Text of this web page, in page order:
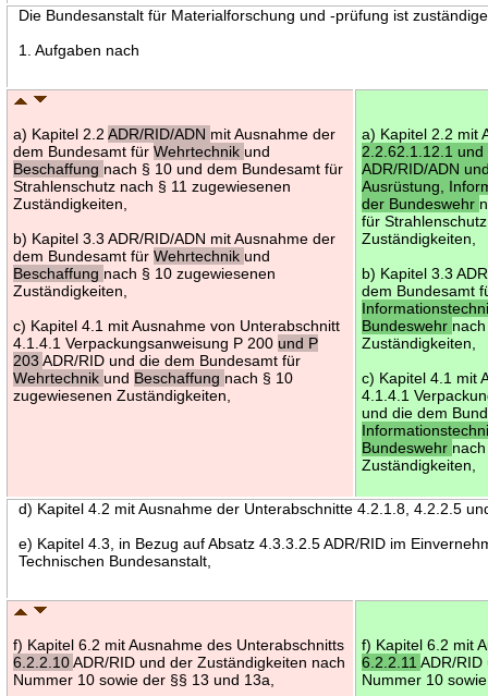
Die Bundesanstalt für Materialforschung und -prüfung ist
1. Aufgaben nach
a) Kapitel 2.2ADR/RID/ADN mit Ausnahme der
dem Bundesamt fürWehrtechnikund
Beschaffung nach § 10 und dem Bundesamt für
Strahlenschutz nach § 11 zugewiesenen
Zuständigkeiten,
b) Kapitel 3.3 ADR/RID/ADN mit Ausnahme der
dem Bundesamt fürWehrtechnikund
Beschaffung nach § 10 zugewiesenen
Zuständigkeiten,
c) Kapitel 4.1 mit Ausnahme von Unterabschnitt
4.1.4.1 Verpackungsanweisung P 200 und P
203ADR/RID und die dem Bundesamt für
Wehrtechnikund Beschaffung nach § 10
zugewiesenen Zuständigkeiten,
a) Kapitel 2.2 mit
2.2.62.1.12.1
ADR/RID/ADN
Ausrüstung,
der Bundeswehr
für
Zuständigkeiten,
b) Kapitel 3.3
dem Bundesamt
Bundeswehr
Zuständigkeiten,
c) Kapitel 4.1 mit
4.1.4.1
und die dem
Bundeswehr
Zuständigkeiten,
d) Kapitel 4.2 mit Ausnahme der Unterabschnitte 4.2.1.8, 4.2.2.5
e) Kapitel 4.3, in Bezug auf Absatz 4.3.3.2.5 ADR/RID im
Technischen Bundesanstalt,
f) Kapitel 6.2 mit Ausnahme des Unterabschnitts
6.2.2.10ADR/RID und der Zuständigkeiten nach
Nummer 10 sowie der §§ 13 und 13a,
f) Kapitel 6.2 mit
6.2.2.11ADR/
Nummer 10